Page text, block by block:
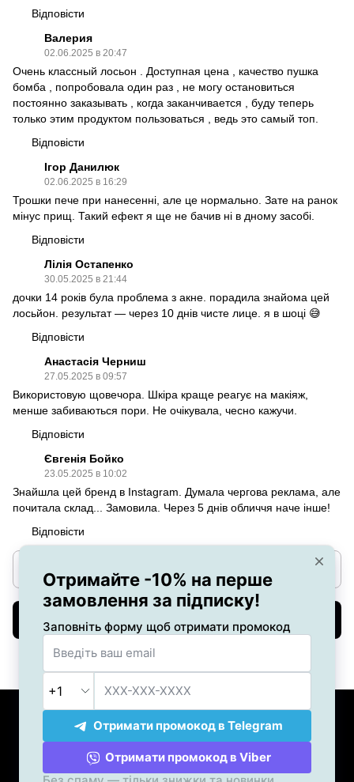
Відповісти
Валерия
02.06.2025 в 20:47
Очень классный лосьон . Доступная цена , качество пушка
бомба , попробовала один раз , не могу остановиться
постоянно заказывать , когда заканчивается , буду теперь
только этим продуктом пользоваться , ведь это самый топ.
Відповісти
Ігор Данилюк
02.06.2025 в 16:29
Трошки пече при нанесенні, але це нормально. Зате на ранок
мінус прищ. Такий ефект я ще не бачив ні в дному засобі.
Відповісти
Лілія Остапенко
30.05.2025 в 21:44
дочки 14 років була проблема з акне. порадила знайома цей
лосьйон. результат — через 10 днів чисте лице. я в шоці 😅
Відповісти
Анастасія Черниш
27.05.2025 в 09:57
Використовую щовечора. Шкіра краще реагує на макіяж,
менше забиваються пори. Не очікувала, чесно кажучи.
Відповісти
Євгенія Бойко
23.05.2025 в 10:02
Знайшла цей бренд в Instagram. Думала чергова реклама, але
почитала склад... Замовила. Через 5 днів обличчя наче інше!
Відповісти
Ще 10 відгуків
Написати відгук
+38 (050) 551-47-03 +38 (096) 551-47-03
Повна версія сайту